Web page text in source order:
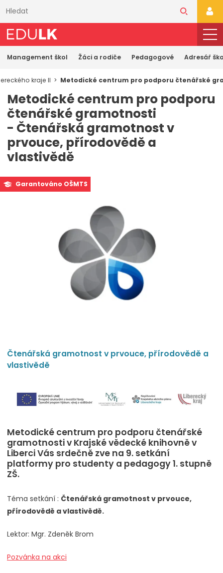
obsahu
Management škol Žáci a rodiče Pedagogové Adresář
kraje II Metodické centrum pro podporu čtenářské
Metodické centrum pro podporu
čtenářské gramotnosti
- Čtenářská gramotnost v
prvouce, přírodovědě a
vlastivědě
Garantováno OŠMTS
Čtenářská gramotnost v prvouce, přírodovědě a
vlastivědě
Metodické centrum pro podporu čtenářské
gramotnosti v Krajské vědecké knihovně v
Liberci Vás srdečně zve na 9. setkání
platformy pro studenty a pedagogy 1. stupně
ZŠ.
Téma setkání : Čtenářská gramotnost v prvouce,
přírodovědě a vlastivědě.
Lektor: Mgr. Zdeněk Brom
Pozvánka na akci